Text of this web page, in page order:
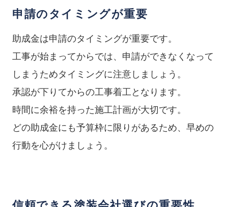
申請のタイミングが重要
助成金は申請のタイミングが重要です。
工事が始まってからでは、申請ができなくなって
しまうためタイミングに注意しましょう。
承認が下りてからの工事着工となります。
時間に余裕を持った施工計画が大切です。
どの助成金にも予算枠に限りがあるため、早めの
行動を心がけましょう。